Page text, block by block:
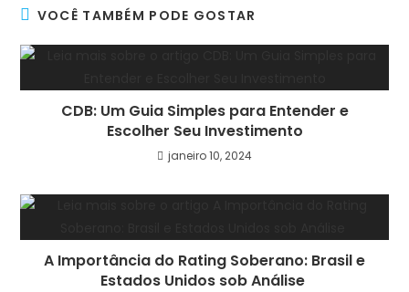
VOCÊ TAMBÉM PODE GOSTAR
CDB: Um Guia Simples para Entender e
Escolher Seu Investimento
janeiro 10, 2024
A Importância do Rating Soberano: Brasil e
Estados Unidos sob Análise